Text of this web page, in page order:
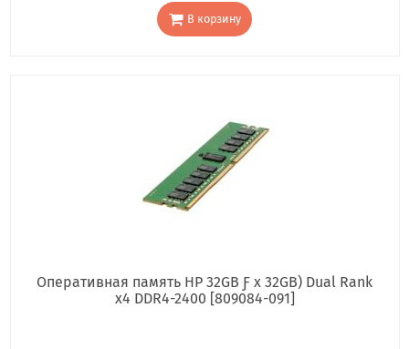
В корзину
Оперативная память HP 32GB Ƒ x 32GB) Dual Rank
x4 DDR4-2400 [809084-091]